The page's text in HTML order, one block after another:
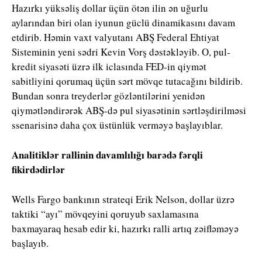
Hazırkı yüksəliş dollar üçün ötən ilin ən uğurlu
aylarından biri olan iyunun güclü dinamikasını davam
etdirib. Həmin vaxt valyutanı ABŞ Federal Ehtiyat
Sisteminin yeni sədri Kevin Vorş dəstəkləyib. O, pul-
kredit siyasəti üzrə ilk iclasında FED-in qiymət
sabitliyini qorumaq üçün sərt mövqe tutacağını bildirib.
Bundan sonra treyderlər gözləntilərini yenidən
qiymətləndirərək ABŞ-də pul siyasətinin sərtləşdirilməsi
ssenarisinə daha çox üstünlük verməyə başlayıblar.
Analitiklər rallinin davamlılığı barədə fərqli
fikirdədirlər
Wells Fargo bankının strateqi Erik Nelson, dollar üzrə
taktiki “ayı” mövqeyini qoruyub saxlamasına
baxmayaraq hesab edir ki, hazırkı ralli artıq zəifləməyə
başlayıb.